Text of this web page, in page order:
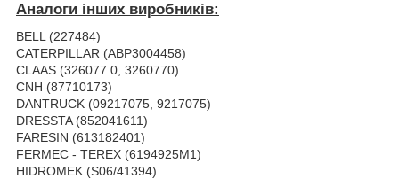
Аналоги інших виробників:
BELL (227484)
CATERPILLAR (ABP3004458)
CLAAS (326077.0, 3260770)
CNH (87710173)
DANTRUCK (09217075, 9217075)
DRESSTA (852041611)
FARESIN (613182401)
FERMEC - TEREX (6194925M1)
HIDROMEK (S06/41394)